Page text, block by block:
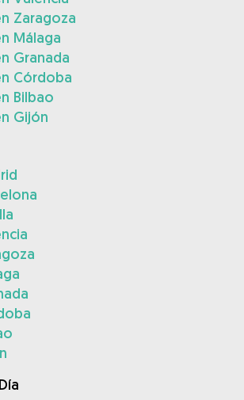
Zaragoza
Málaga
Granada
Córdoba
Bilbao
Gijón